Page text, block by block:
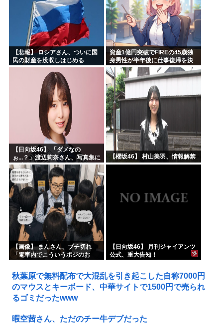
【悲報】 ロシアさん、ついに国
民の財産を没収しはじめる
資産1億円突破でFIREの45歳独
身男性が半年後に仕事復帰を決
意した「1通の通知」
【日向坂46】 「ダメなの
ぉ...？」渡辺莉奈さん、写真集に
興味津々
【櫻坂46】 村山美羽、情報解禁
【画像】 まんさん、ブチ切れ
「電車内でこういうポジのお
【日向坂46】 月刊ジャイアンツ
公式、重大告知！
秋葉原で無料配布で大混乱を引き起こした自称7000円
のマウスとキーボード、中華サイトで1500円で売られ
るゴミだったwww
暇空茜さん、ただのチー牛デブだった